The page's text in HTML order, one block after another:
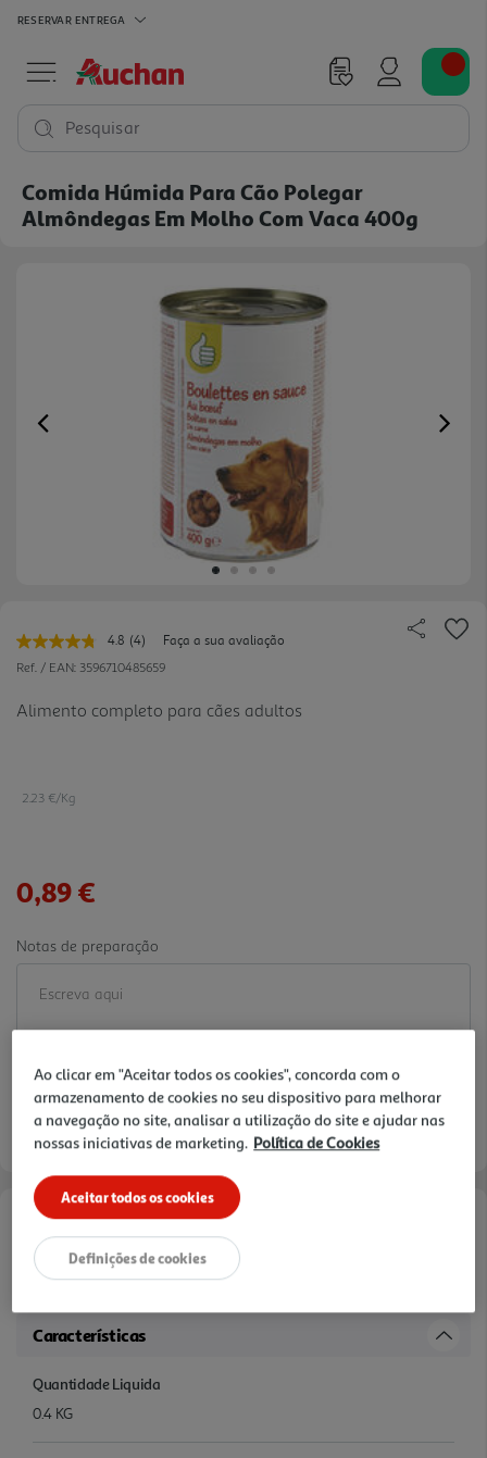
RESERVAR ENTREGA
Pesquisar
Comida Húmida Para Cão Polegar
Almôndegas Em Molho Com Vaca 400g
Previous
4.8 Leu
4
Link
para
(4)
Faça a sua avaliação
Ref. / EAN: 3596710485659
Alimento completo para cães adultos
2.23 €/Kg
0,89 €
Notas de preparação
Disponibilidade na loja: Auchan Amadora
Entrega estimada entre10/08/2026 e 11/08/2026
Informações de Marketing
Alimento completo para cães adultos
Características
Quantidade Liquida
0.4 KG
Ao clicar em "Aceitar todos os cookies", concorda com o
armazenamento de cookies no seu dispositivo para melhorar
a navegação no site, analisar a utilização do site e ajudar nas
nossas iniciativas de marketing. Política de Cookies
Aceitar todos os cookies
Definições de cookies